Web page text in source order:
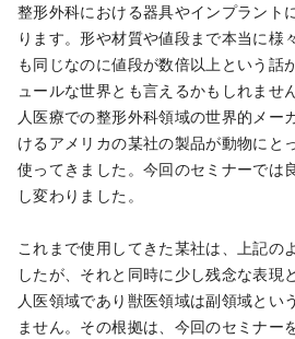
整形外科における器具やインプラント
ります。形や材質や値段まで本当に様
も同じなのに値段が数倍以上という話
ュールな世界とも言えるかもしれませ
人医療での整形外科領域の世界的メー
けるアメリカの某社の製品が動物にと
使ってきました。今回のセミナーでは
し変わりました。
これまで使用してきた某社は、上記の
したが、それと同時に少し残念な表現
人医領域であり獣医領域は副領域とい
ません。その根拠は、今回のセミナー